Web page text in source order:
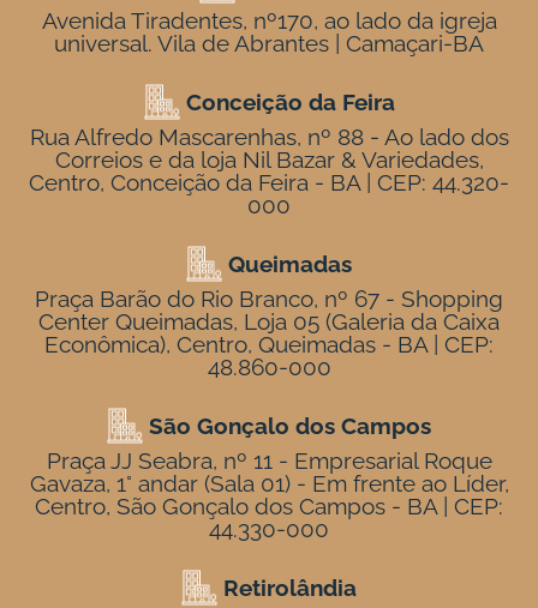
Avenida Tiradentes, nº170, ao lado da igreja
universal. Vila de Abrantes | Camaçari-BA
Conceição da Feira
Rua Alfredo Mascarenhas, nº 88 - Ao lado dos
Correios e da loja Nil Bazar & Variedades,
Centro, Conceição da Feira - BA | CEP: 44.320-
000
Queimadas
Praça Barão do Rio Branco, nº 67 - Shopping
Center Queimadas, Loja 05 (Galeria da Caixa
Econômica), Centro, Queimadas - BA | CEP:
48.860-000
São Gonçalo dos Campos
Praça JJ Seabra, nº 11 - Empresarial Roque
Gavaza, 1° andar (Sala 01) - Em frente ao Líder,
Centro, São Gonçalo dos Campos - BA | CEP:
44.330-000
Retirolândia